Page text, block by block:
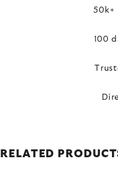
50k+
100
RELATED